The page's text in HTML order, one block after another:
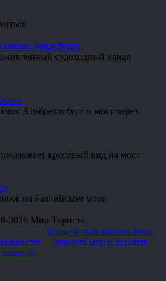
Рендсбурга
судоходный канал
Альбрехтсбург и мост через
красивый вид на мост
на Балтийском море
2026 Мир Туриста
Больше, чем просто фото
Увидеть мир и выжить